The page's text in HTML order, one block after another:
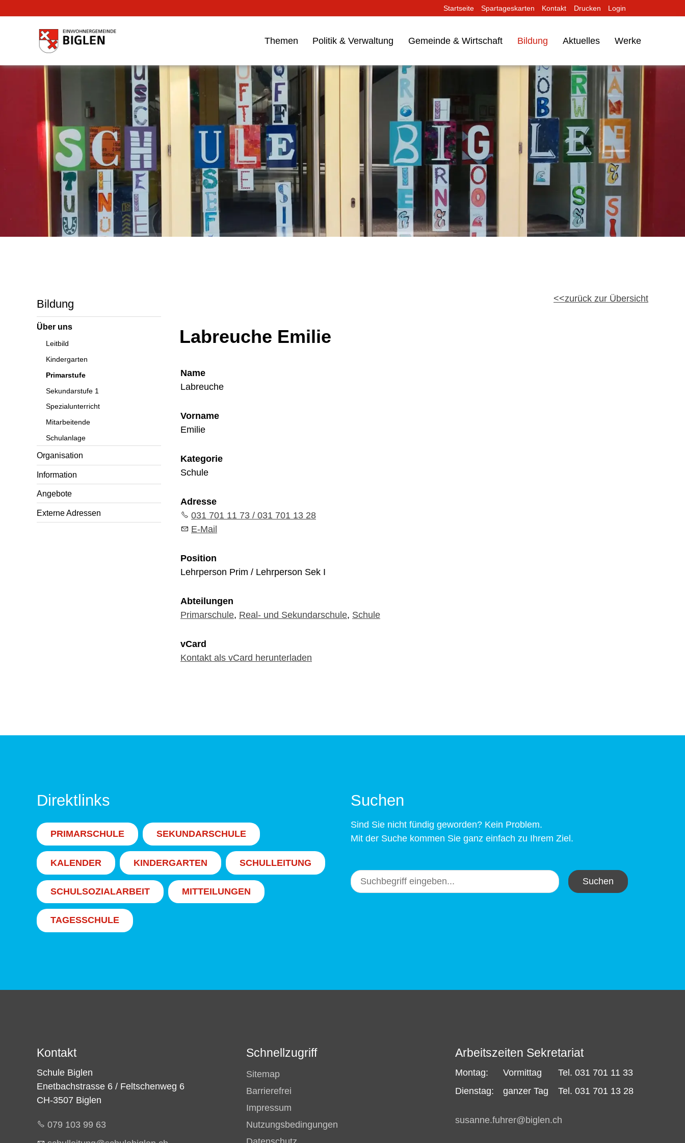
Startseite Spartageskarten Kontakt Drucken Login
Themen Politik & Verwaltung Gemeinde & Wirtschaft Bildung Aktuelles Werke
Bildung
Über uns
Leitbild
Kindergarten
Primarstufe
Sekundarstufe 1
Spezialunterricht
Mitarbeitende
Schulanlage
Organisation
Information
Angebote
Externe Adressen
zurück zur Übersicht
Labreuche Emilie
Name
Labreuche
Vorname
Emilie
Kategorie
Schule
Adresse
031 701 11 73 / 031 701 13 28
E-Mail
Position
Lehrperson Prim / Lehrperson Sek I
Abteilungen
Primarschule, Real- und Sekundarschule, Schule
vCard
Kontakt als vCard herunterladen
Direktlinks
PRIMARSCHULE SEKUNDARSCHULE
KALENDER KINDERGARTEN SCHULLEITUNG
SCHULSOZIALARBEIT MITTEILUNGEN
TAGESSCHULE
Suchen
Sind Sie nicht fündig geworden? Kein Problem.
Mit der Suche kommen Sie ganz einfach zu Ihrem Ziel.
Suchen
Kontakt
Schule Biglen
Enetbachstrasse 6 / Feltschenweg 6
CH-3507 Biglen
079 103 99 63
Schnellzugriff
Sitemap
Barrierefrei
Impressum
Nutzungsbedingungen
Arbeitszeiten Sekretariat
Montag: Vormittag
Tel. 031 701 11 33
Dienstag:
ganzer Tag Tel. 031 701 13 28
s s nn f hr r b gl n ch